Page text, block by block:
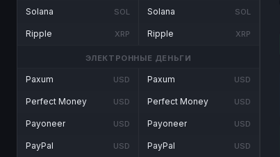
Solana SOL
Ripple XRP
Solana SOL
Ripple XRP
ЭЛЕКТРОННЫЕ ДЕНЬГИ
Paxum USD
Perfect Money USD
Payoneer USD
PayPal USD
Paxum USD
Perfect Money USD
Payoneer USD
PayPal USD